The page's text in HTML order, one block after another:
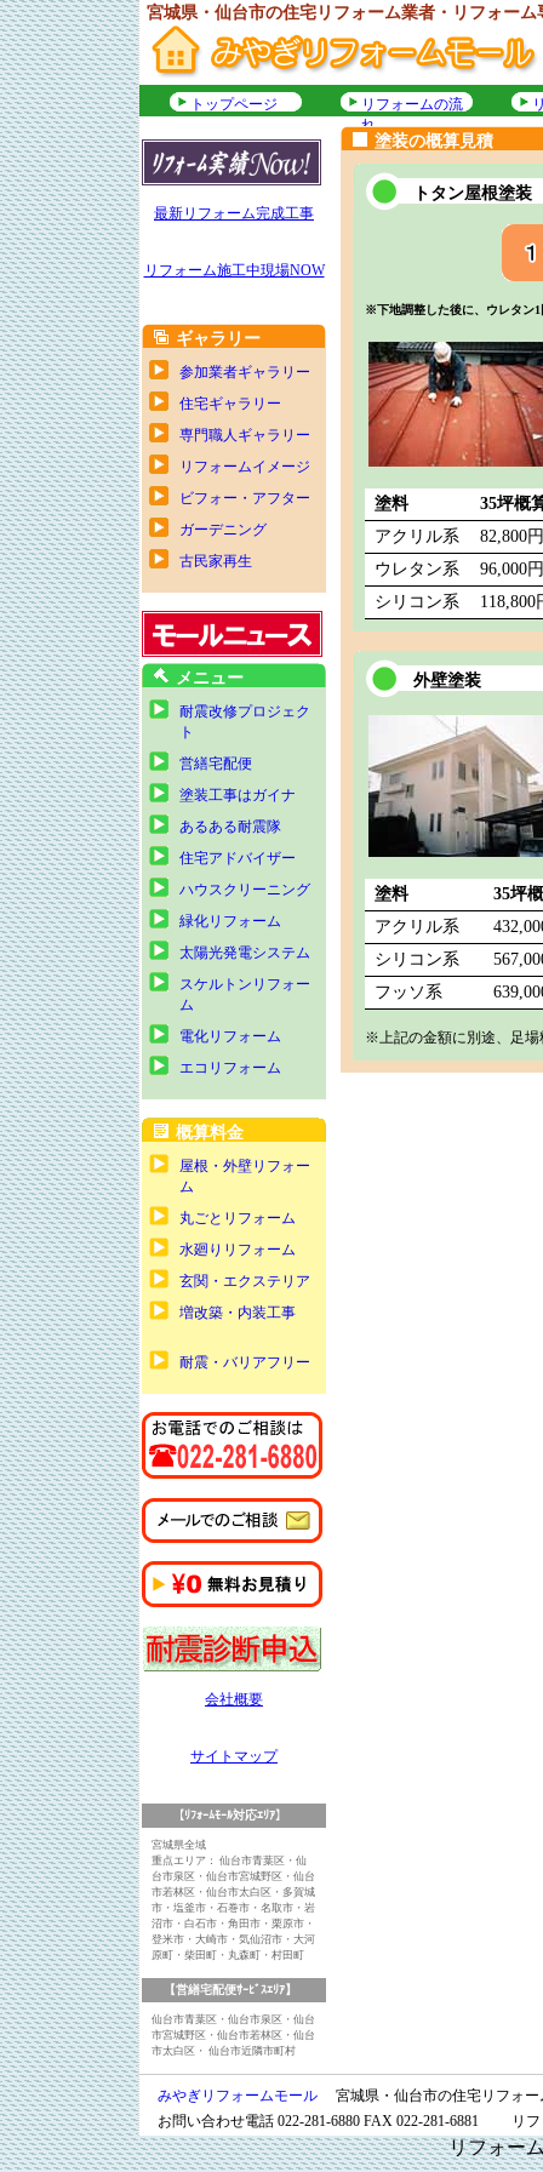
宮城県・仙台市の住宅リフォーム業者・リフォーム
トップページ
リフォームの流
れ
最新リフォーム完成工事
リフォーム施工中現場NOW
ギャラリー
参加業者ギャラリー
住宅ギャラリー
専門職人ギャラリー
リフォームイメージ
ビフォー・アフター
ガーデニング
古民家再生
メニュー
耐震改修プロジェク
ト
営繕宅配便
塗装工事はガイナ
あるある耐震隊
住宅アドバイザー
ハウスクリーニング
緑化リフォーム
太陽光発電システム
スケルトンリフォー
ム
電化リフォーム
エコリフォーム
概算料金
屋根・外壁リフォー
ム
丸ごとリフォーム
水廻りリフォーム
玄関・エクステリア
増改築・内装工事
耐震・バリアフリー
会社概要
サイトマップ
【ﾘﾌｫｰﾑﾓｰﾙ対応ｴﾘｱ】
宮城県全域
重点エリア： 仙台市青葉区・仙
台市泉区・仙台市宮城野区・仙台
市若林区・仙台市太白区・多賀城
市・塩釜市・石巻市・名取市・岩
沼市・白石市・角田市・栗原市・
登米市・大崎市・気仙沼市・大河
原町・柴田町・丸森町・村田町
【営繕宅配便ｻｰﾋﾞｽｴﾘｱ】
仙台市青葉区・仙台市泉区・仙台
市宮城野区・仙台市若林区・仙台
市太白区・ 仙台市近隣市町村
塗装の概算見積
トタン屋根塗装
※下地調整した後に、ウレタン1
塗料
35坪概
アクリル系
82,800円
ウレタン系
96,000円
シリコン系
118,800
外壁塗装
塗料
35坪
アクリル系
シリコン系
フッソ系
※上記の金額に別途、足場
みやぎリフォームモール 宮城県・仙台市の住宅リフォー
お問い合わせ電話 022-281-6880 FAX 022-281-6881 リ
リフォー